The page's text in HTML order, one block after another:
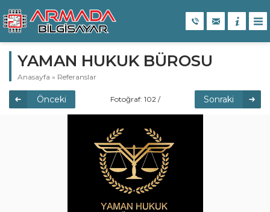
YAMAN HUKUK BÜROSU
Anasayfa » Referanslar
Önceki
Fotoğraf: 102 /
109
Sonraki